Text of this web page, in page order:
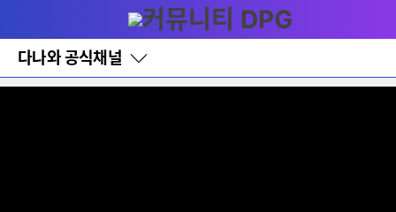
와
홈
다나와 공식채널
바
로